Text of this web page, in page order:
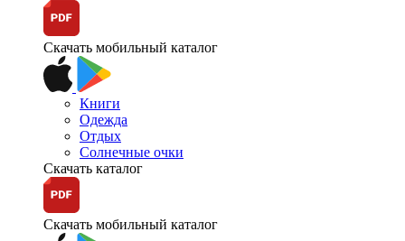
Скачать мобильный каталог
Книги
Одежда
Отдых
Солнечные очки
Скачать каталог
Скачать мобильный каталог